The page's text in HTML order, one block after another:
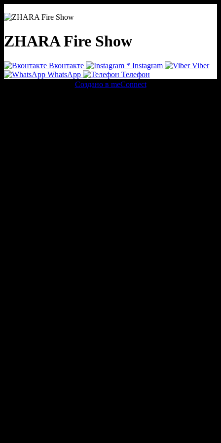
ZHARA Fire Show
Вконтакте * Instagram
Viber
WhatsApp
Телефон
Создано в meConnect